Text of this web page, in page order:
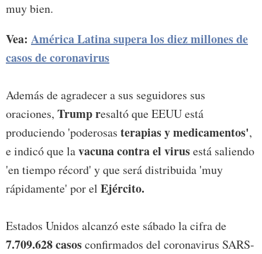
muy bien.
Vea: América Latina supera los diez millones de
casos de coronavirus
Además de agradecer a sus seguidores sus
oraciones, Trump resaltó que EEUU está
produciendo 'poderosas terapias y medicamentos',
e indicó que lavacuna contra el virusestá saliendo
'en tiempo récord' y que será distribuida 'muy
rápidamente' por el Ejército.
Estados Unidos alcanzó este sábado la cifra de
7.709.628 casosconfirmados del coronavirus SARS-